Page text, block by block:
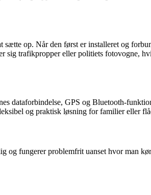
op. Når den først er installeret og
sig trafikpropper eller politiets fotovogne,
dataforbindelse, GPS og Bluetooth-
og praktisk løsning for familier eller
fungerer problemfrit uanset hvor man